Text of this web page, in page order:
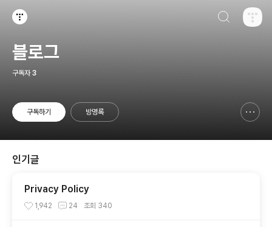
블로그
구독자 3
구독하기 방명록
인기글
Privacy Policy
1,942 24 조회 340